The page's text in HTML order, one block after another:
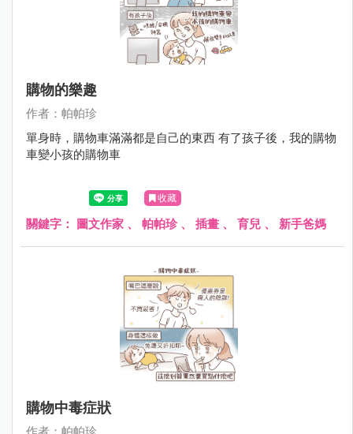
購物的樂趣
作者：帕帕珍
單身時，購物車滿滿都是自己的東西 有了孩子後，我的購物
車變小孩的購物車
收藏
關鍵字： 圖文作家 、 帕帕珍、 插畫 、 育兒 、 新手爸媽
購物中毒症狀